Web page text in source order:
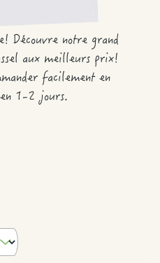
Découvre notre grand
aux meilleurs prix!
facilement en
1-2 jours.